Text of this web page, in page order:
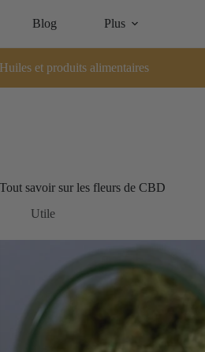
Blog Plus
Huiles et produits alimentaires
Tout savoir sur les fleurs de CBD
Utile